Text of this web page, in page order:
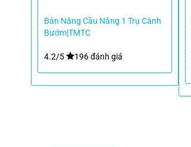
Bàn Nâng Cầu Nâng 1 Trụ Cánh
Bướm|TMTC
4.2/5 196 đánh giá